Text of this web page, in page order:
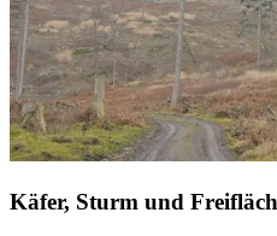
Käfer, Sturm und